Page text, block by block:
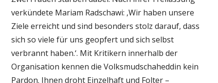
verkündete Mariam Radschawi: ‚Wir haben unsere
Ziele erreicht und sind besonders stolz darauf, dass
sich so viele für uns geopfert und sich selbst
verbrannt haben.‘. Mit Kritikern innerhalb der
Organisation kennen die Volksmudschaheddin kein
Pardon. Ihnen droht Einzelhaft und Folter –